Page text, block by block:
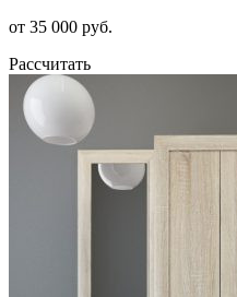
от 35 000 руб.
Рассчитать